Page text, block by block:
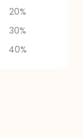
20%
30%
40%